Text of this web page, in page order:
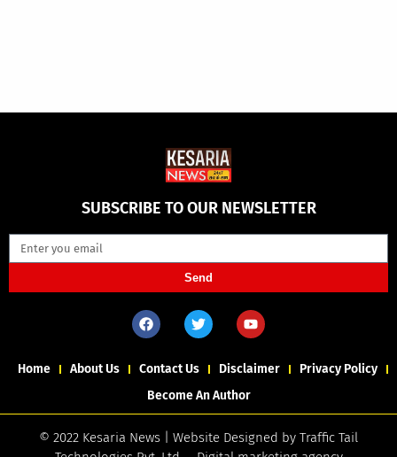
SUBSCRIBE TO OUR NEWSLETTER
Send
Home About Us Contact Us Disclaimer
Privacy Policy
Become An Author
© 2022 Kesaria News | Website Designed by Traffic Tail